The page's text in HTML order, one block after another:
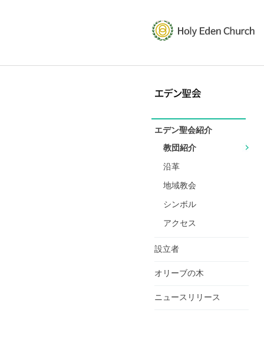
エデン聖会紹介
教団紹介
沿革
地域教会
シンボル
アクセス
設立者
オリーブの木
ニュースリリース